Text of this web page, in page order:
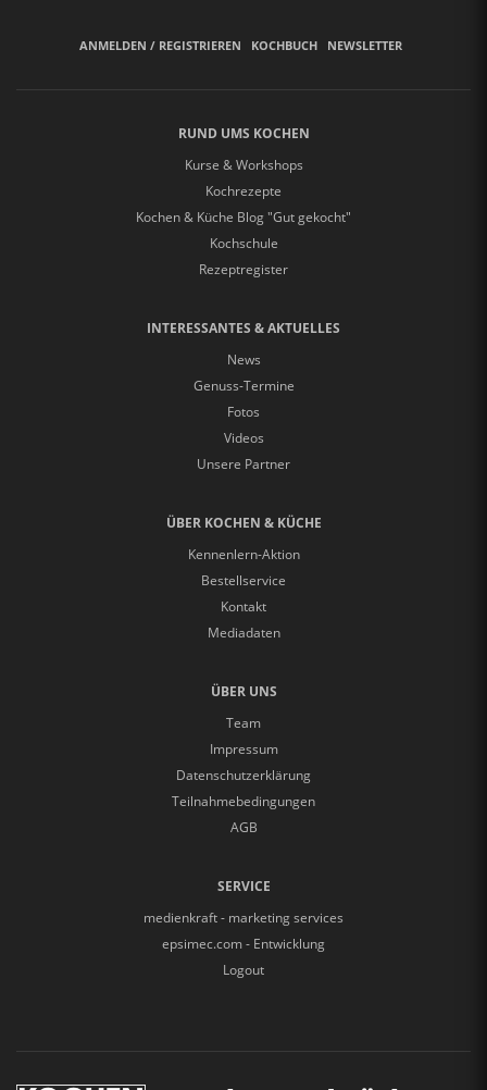
ANMELDEN / REGISTRIEREN KOCHBUCH NEWSLETTER
RUND UMS KOCHEN
Kurse & Workshops
Kochrezepte
Kochen & Küche Blog "Gut gekocht"
Kochschule
Rezeptregister
INTERESSANTES & AKTUELLES
News
Genuss-Termine
Fotos
Videos
Unsere Partner
ÜBER KOCHEN & KÜCHE
Kennenlern-Aktion
Bestellservice
Kontakt
Mediadaten
ÜBER UNS
Team
Impressum
Datenschutzerklärung
Teilnahmebedingungen
AGB
SERVICE
medienkraft - marketing services
epsimec.com - Entwicklung
Logout